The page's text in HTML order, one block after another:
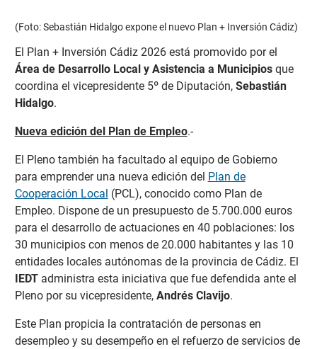
(Foto: Sebastián Hidalgo expone el nuevo Plan + Inversión Cádiz)
El Plan + Inversión Cádiz 2026 está promovido por el
Área de Desarrollo Local y Asistencia a Municipiosque
coordina el vicepresidente 5º de Diputación, Sebastián
Hidalgo.
Nueva edición del Plan de Empleo.-
El Pleno también ha facultado al equipo de Gobierno
para emprender una nueva edición del Plan de
Cooperación Local (PCL), conocido como Plan de
Empleo. Dispone de un presupuesto de 5.700.000 euros
para el desarrollo de actuaciones en 40 poblaciones: los
30 municipios con menos de 20.000 habitantes y las 10
entidades locales autónomas de la provincia de Cádiz. El
IEDT administra esta iniciativa que fue defendida ante el
Pleno por su vicepresidente, Andrés Clavijo.
Este Plan propicia la contratación de personas en
desempleo y su desempeño en el refuerzo de servicios de